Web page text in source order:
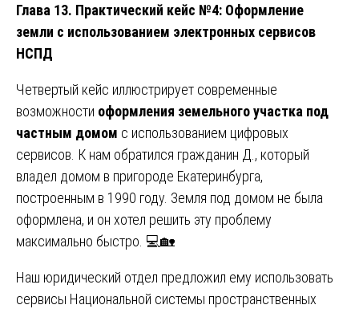
Глава 13. Практический кейс №4: Оформление
земли с использованием электронных сервисов
НСПД
Четвертый кейс иллюстрирует современные
возможности оформления земельного участка под
частным домом с использованием цифровых
сервисов. К нам обратился гражданин Д., который
владел домом в пригороде Екатеринбурга,
построенным в 1990 году. Земля под домом не была
оформлена, и он хотел решить эту проблему
максимально быстро. 💻🏡
Наш юридический отдел предложил ему использовать
сервисы Национальной системы пространственных